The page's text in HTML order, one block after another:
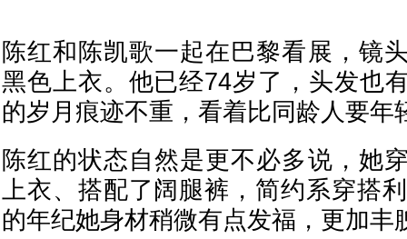
陈红和陈凯歌一起在巴黎看展，镜
黑色上衣。他已经74岁了，头发也
的岁月痕迹不重，看着比同龄人要年
陈红的状态自然是更不必多说，她
上衣、搭配了阔腿裤，简约系穿搭
的年纪她身材稍微有点发福，更加丰